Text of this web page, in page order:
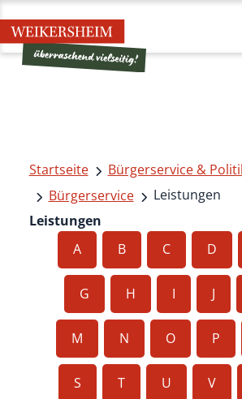
Startseite
Bürgerservice &
Bürgerservice
Leistungen
Leistungen
A
B C D
G H I J
M N O P
S T U V